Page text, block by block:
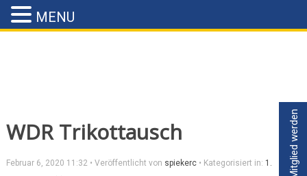
Mitglied werden
WDR Trikottausch
Februar 6, 2020 11:32• Veröffentlicht von spiekerc• Kategorisiert in: 1.
MENU